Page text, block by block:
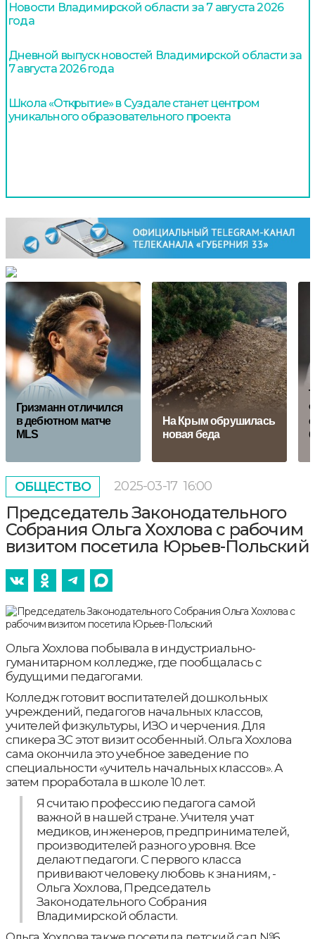
Новости Владимирской области за 7 августа 2026
года
Дневной выпуск новостей Владимирской области за
7 августа 2026 года
Школа «Открытие» в Суздале станет центром
уникального образовательного проекта
Гризманн отличился
в дебютном матче
MLS
На Крым обрушилась
новая беда
ОБЩЕСТВО 2025-03-17 16:00
Председатель Законодательного
Собрания Ольга Хохлова с рабочим
визитом посетила Юрьев-Польский
Ольга Хохлова побывала в индустриально-
гуманитарном колледже, где пообщалась с
будущими педагогами.
Колледж готовит воспитателей дошкольных
учреждений, педагогов начальных классов,
учителей физкультуры, ИЗО и черчения. Для
спикера ЗС этот визит особенный. Ольга Хохлова
сама окончила это учебное заведение по
специальности «учитель начальных классов». А
затем проработала в школе 10 лет.
Я считаю профессию педагога самой
важной в нашей стране. Учителя учат
медиков, инженеров, предпринимателей,
производителей разного уровня. Все
делают педагоги. С первого класса
прививают человеку любовь к знаниям, -
Ольга Хохлова, Председатель
Законодательного Собрания
Владимирской области.